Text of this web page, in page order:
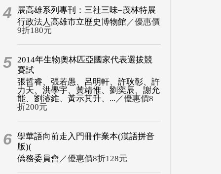
4
展高雄系列專刊：三社三味–茂林特展
行政法人高雄市立歷史博物館／優惠價
9折180元
5 2014年生物奧林匹亞國家代表選拔競
賽試
張哲睿、張若愚、呂明軒、許耿彰、許
力天、洪學宇、黃靖惟、劉奕辰、謝允
能、劉濬維、黃示其升、... ／優惠價8
折200元
6 學華語向前走入門冊作業本(漢語拼音
版)(
僑務委員會 ／優惠價8折128元